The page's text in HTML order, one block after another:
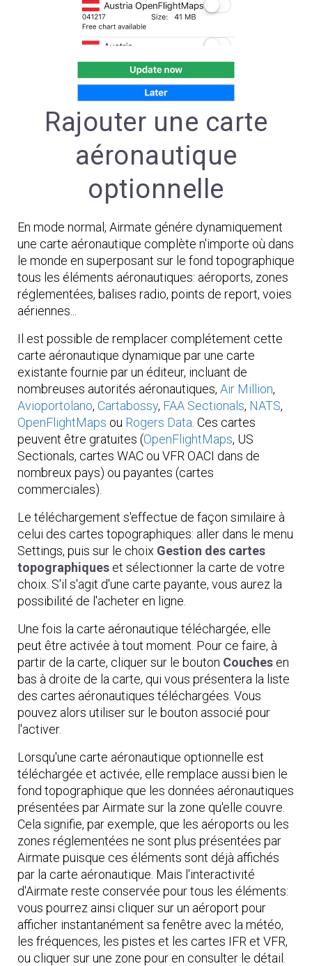
Rajouter une carte
aéronautique
optionnelle
En mode normal, Airmate génére dynamiquement
une carte aéronautique complète n'importe où dans
le monde en superposant sur le fond topographique
tous les éléments aéronautiques: aéroports, zones
réglementées, balises radio, points de report, voies
aériennes...
Il est possible de remplacer complétement cette
carte aéronautique dynamique par une carte
existante fournie par un éditeur, incluant de
nombreuses autorités aéronautiques, Air Million,
Avioportolano, Cartabossy, FAA Sectionals, NATS,
OpenFlightMaps ou Rogers Data . Ces cartes
peuvent être gratuites (OpenFlightMaps, US
Sectionals, cartes WAC ou VFR OACI dans de
nombreux pays) ou payantes (cartes
commerciales).
Le téléchargement s'effectue de façon similaire à
celui des cartes topographiques: aller dans le menu
Settings, puis sur le choix Gestion des cartes
topographiques et sélectionner la carte de votre
choix. S'il s'agit d'une carte payante, vous aurez la
possibilité de l'acheter en ligne.
Une fois la carte aéronautique téléchargée, elle
peut être activée à tout moment. Pour ce faire, à
partir de la carte, cliquer sur le bouton Couches en
bas à droite de la carte, qui vous présentera la liste
des cartes aéronautiques téléchargées. Vous
pouvez alors utiliser sur le bouton associé pour
l'activer.
Lorsqu'une carte aéronautique optionnelle est
téléchargée et activée, elle remplace aussi bien le
fond topographique que les données aéronautiques
présentées par Airmate sur la zone qu'elle couvre.
Cela signifie, par exemple, que les aéroports ou les
zones réglementées ne sont plus présentées par
Airmate puisque ces éléments sont déjà affichés
par la carte aéronautique. Mais l'interactivité
d'Airmate reste conservée pour tous les éléments:
vous pourrez ainsi cliquer sur un aéroport pour
afficher instantanément sa fenêtre avec la météo,
les fréquences, les pistes et les cartes IFR et VFR,
ou cliquer sur une zone pour en consulter le détail.